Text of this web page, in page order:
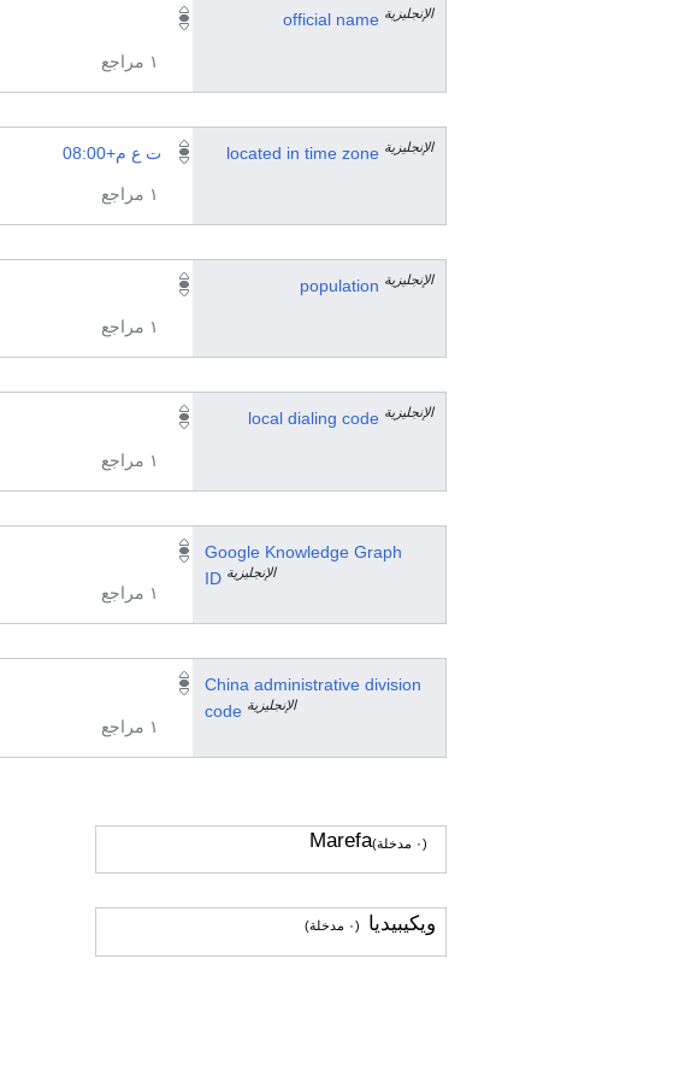
official name الإنجليزية
١ مراجع
located in time zone الإنجليزية ت ع م+08:00
١ مراجع
population الإنجليزية
١ مراجع
local dialing code الإنجليزية
١ مراجع
Google Knowledge Graph
ID الإنجليزية
١ مراجع
China administrative division
code الإنجليزية
١ مراجع
Marefa (٠ مدخلة)
ويكيبيديا (٠ مدخلة)